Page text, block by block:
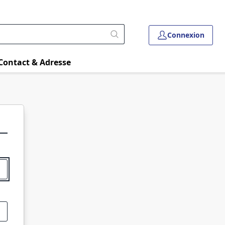
Connexion
& Adresse